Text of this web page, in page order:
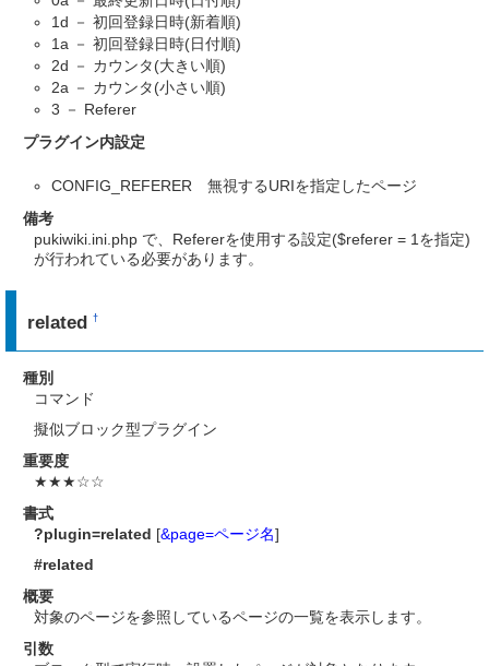
1d － 初回登録日時(新着順)
1a － 初回登録日時(日付順)
2d － カウンタ(大きい順)
2a － カウンタ(小さい順)
3 － Referer
プラグイン内設定
CONFIG_REFERER 無視するURIを指定したページ
備考
pukiwiki.ini.php で、Refererを使用する設定($referer = 1を指定)
が行われている必要があります。
related†
種別
コマンド
擬似ブロック型プラグイン
重要度
★★★☆☆
書式
?plugin=related [&page=ページ名]
#related
概要
対象のページを参照しているページの一覧を表示します。
引数